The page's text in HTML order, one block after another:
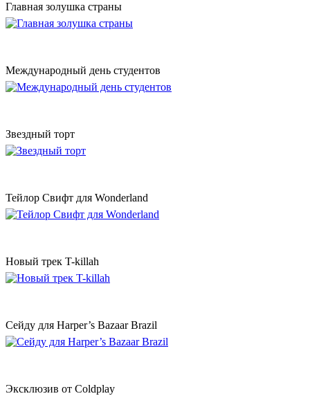
Главная золушка страны
Международный день студентов
Звездный торт
Тейлор Свифт для Wonderland
Новый трек T-killah
Сейду для Harper’s Bazaar Brazil
Эксклюзив от Coldplay